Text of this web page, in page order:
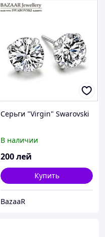
Серьги "Virgin" Swarovski
В наличии
200лей
Купить
BazaaR